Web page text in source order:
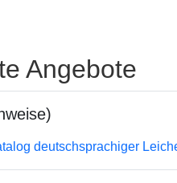
Angebote
deutschsprachiger